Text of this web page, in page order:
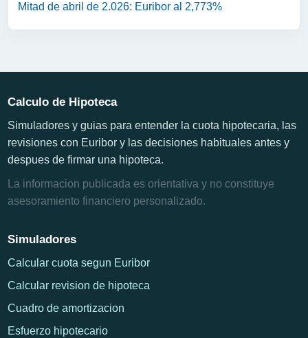
Mitad de abril de 2.026: Euribor al 2,773%
Calculo de Hipoteca
Simuladores y guias para entender la cuota hipotecaria, las
revisiones con Euribor y las decisiones habituales antes y
despues de firmar una hipoteca.
La informacion publicada es orientativa y no constituye
asesoramiento financiero personalizado.
Simuladores
Calcular cuota segun Euribor
Calcular revision de hipoteca
Cuadro de amortizacion
Esfuerzo hipotecario